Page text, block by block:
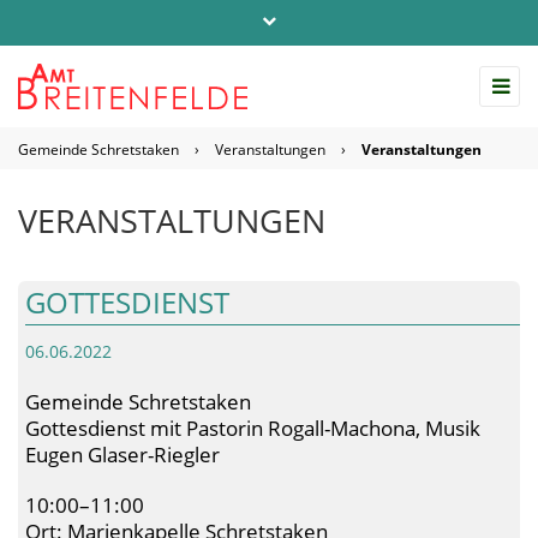
info@amt-breitenfelde.de
Gemeinde Schretstaken › Veranstaltungen › Veranstaltungen
VERANSTALTUNGEN
GOTTESDIENST
06.06.2022
Gemeinde Schretstaken
Gottesdienst mit Pastorin Rogall-Machona, Musik
Eugen Glaser-Riegler
10:00–11:00
Ort: Marienkapelle Schretstaken